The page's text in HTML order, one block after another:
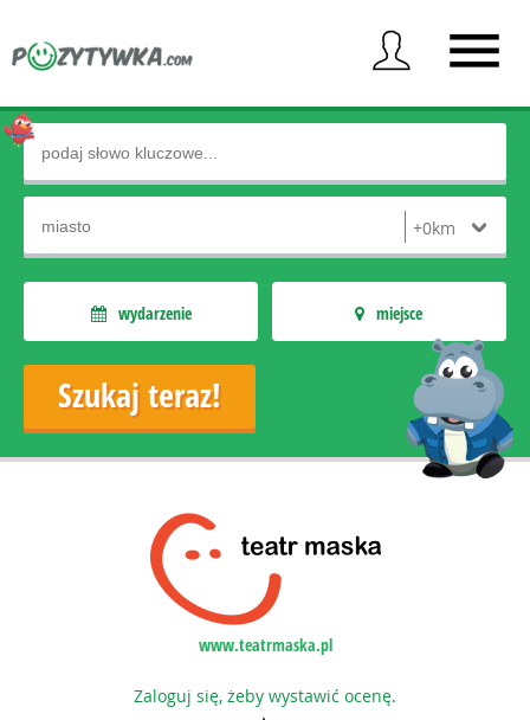
wydarzenie miejsce
www.teatrmaska.pl
Zaloguj się, żeby wystawić ocenę.